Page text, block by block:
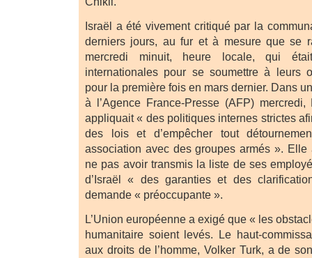
Israël a été vivement critiqué par la
derniers jours, au fur et à mesure que se
mercredi minuit, heure locale, qui
internationales pour se soumettre à leurs
pour la première fois en mars dernier. Dans
à l’Agence France-Presse (AFP)
appliquait « des politiques internes strictes
des lois et d’empêcher tout
association avec des groupes armés ».
ne pas avoir transmis la liste de ses
d’Israël « des garanties et des
demande « préoccupante ».
L’Union européenne a exigé que « les
humanitaire soient levés. Le haut-
aux droits de l’homme, Volker Turk, a de